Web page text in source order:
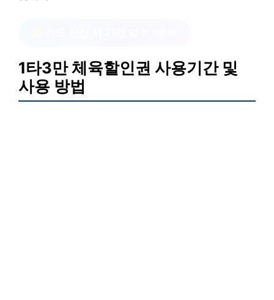
1타3만 체육할인권 사용기간 및
사용 방법